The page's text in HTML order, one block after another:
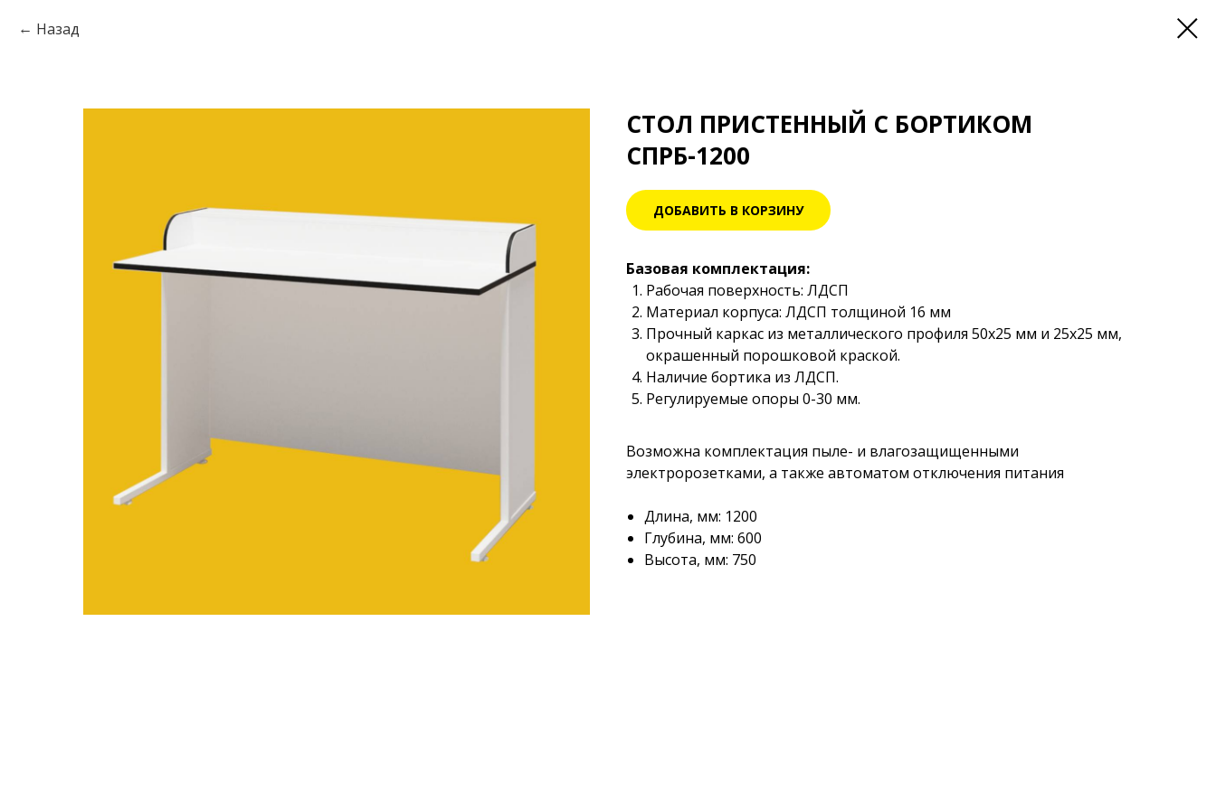
Назад
СТОЛ ПРИСТЕННЫЙ С БОРТИКОМ
СПРБ-1200
ДОБАВИТЬ В КОРЗИНУ
Базовая комплектация:
Рабочая поверхность: ЛДСП
Материал корпуса: ЛДСП толщиной 16 мм
Прочный каркас из металлического профиля 50х25 мм и 25х25 мм,
окрашенный порошковой краской.
Наличие бортика из ЛДСП.
Регулируемые опоры 0-30 мм.
Возможна комплектация пыле- и влагозащищенными
электророзетками, а также автоматом отключения питания
Длина, мм: 1200
Глубина, мм: 600
Высота, мм: 750